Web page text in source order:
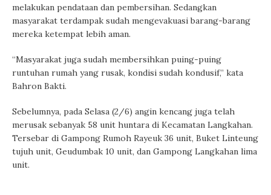
melakukan pendataan dan pembersihan. Sedangkan
masyarakat terdampak sudah mengevakuasi barang-barang
mereka ketempat lebih aman.
“Masyarakat juga sudah membersihkan puing-puing
runtuhan rumah yang rusak, kondisi sudah kondusif,” kata
Bahron Bakti.
Sebelumnya, pada Selasa (2/6) angin kencang juga telah
merusak sebanyak 58 unit huntara di Kecamatan Langkahan.
Tersebar di Gampong Rumoh Rayeuk 36 unit, Buket Linteung
tujuh unit, Geudumbak 10 unit, dan Gampong Langkahan lima
unit.